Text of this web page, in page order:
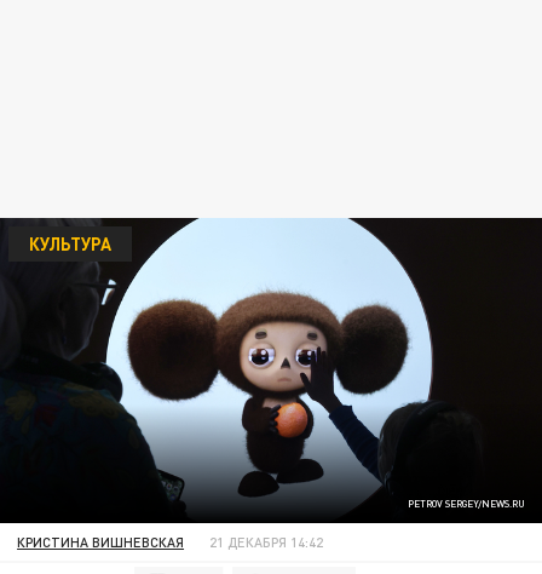
PETROV SERGEY/NEWS.RU
КУЛЬТУРА
КРИСТИНА ВИШНЕВСКАЯ 21 ДЕКАБРЯ 14:42